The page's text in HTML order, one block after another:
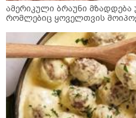
ამერიკული ბრაუნი მზადდება
რომლებიც ყოველთვის